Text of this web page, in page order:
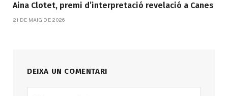
Aina Clotet, premi d’interpretació revelació a Canes
21 DE MAIG DE 2026
DEIXA UN COMENTARI